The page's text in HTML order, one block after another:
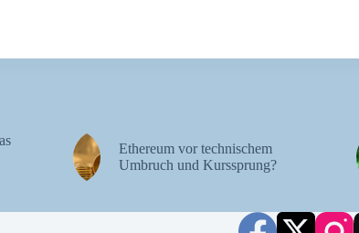
Ethereum vor technischem
Umbruch und Kurssprung?